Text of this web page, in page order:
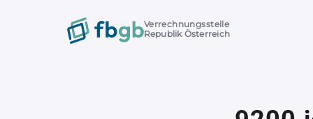
Verrechnungsstelle
Republik Österreich